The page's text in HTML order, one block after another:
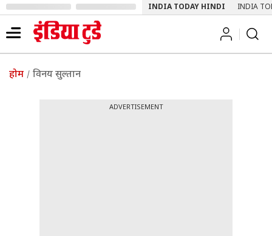
INDIA TODAY HINDI INDIA
होम विनय सुल्तान
ADVERTISEMENT